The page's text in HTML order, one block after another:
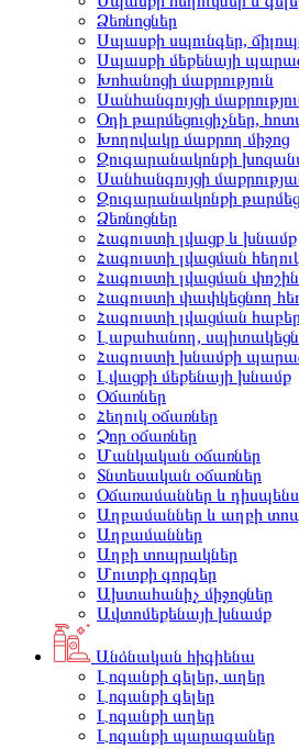
Ձեռնոցներ
Սպասքի սպունգեր,
Սպասքի մեքենայի
Խոհանոցի մաքրություն
Սանհանգույցի
Օդի թարմեցուցիչներ,
Խողովակը մաքրող միջոց
Զուգարանակոնքի
Սանհանգույցի
Զուգարանակոնքի
Ձեռնոցներ
Հագուստի լվացք և խնամք
Հագուստի լվացման
Հագուստի լվացման
Հագուստի փափկեցնող
Հագուստի լվացման հաբեր
Լաքահանող,
Հագուստի խնամքի
Լվացքի մեքենայի խնամք
Օճառներ
Հեղուկ օճառներ
Չոր օճառներ
Մանկական օճառներ
Տնտեսական օճառներ
Օճառամաններ և
Աղբամաններ և աղբի
Աղբամաններ
Աղբի տոպրակներ
Մուտքի գորգեր
Ախտահանիչ միջոցներ
Ավտոմեքենայի խնամք
Անձնական հիգիենա
Լոգանքի գելեր, աղեր
Լոգանքի գելեր
Լոգանքի աղեր
Լոգանքի պարագաներ